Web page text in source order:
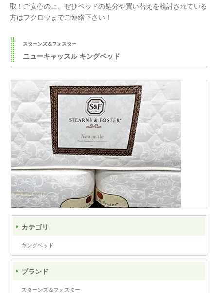
取！ご安心の上、ぜひベッドの処分や買い替えを検討されている
方はフクロウまでご連絡下さい！
スターンズ＆フォスター
ニューキャッスル キングベッド
カテゴリ
キングベッド
ブランド
スターンズ＆フォスター